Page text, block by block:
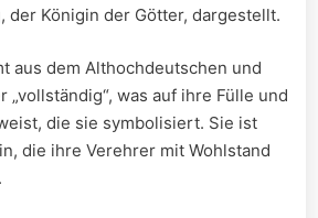
der Königin der Götter, dargestellt.
aus dem ⁣Althochdeutschen und
„vollständig“, was ⁣auf ‍ihre⁣ Fülle und
die sie symbolisiert. Sie ist
die ihre Verehrer mit Wohlstand